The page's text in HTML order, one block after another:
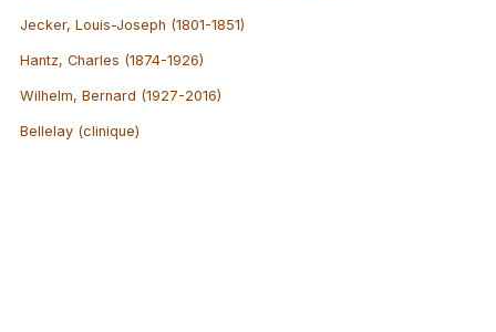
Jecker, Louis-Joseph (1801-1851)
Hantz, Charles (1874-1926)
Wilhelm, Bernard (1927-2016)
Bellelay (clinique)